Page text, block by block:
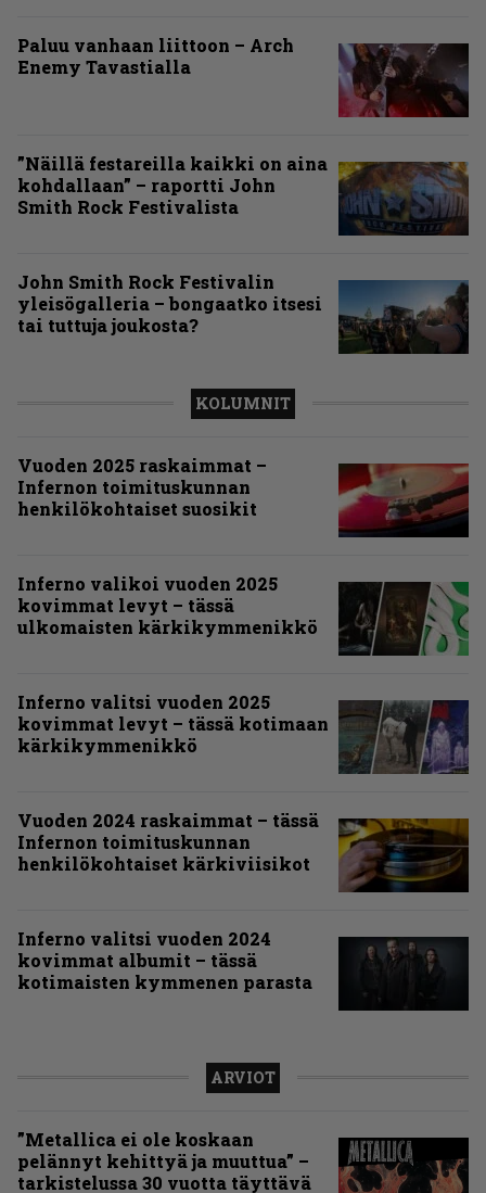
Paluu vanhaan liittoon – Arch
Enemy Tavastialla
”Näillä festareilla kaikki on aina
kohdallaan” – raportti John
Smith Rock Festivalista
John Smith Rock Festivalin
yleisögalleria – bongaatko itsesi
tai tuttuja joukosta?
KOLUMNIT
Vuoden 2025 raskaimmat –
Infernon toimituskunnan
henkilökohtaiset suosikit
Inferno valikoi vuoden 2025
kovimmat levyt – tässä
ulkomaisten kärkikymmenikkö
Inferno valitsi vuoden 2025
kovimmat levyt – tässä kotimaan
kärkikymmenikkö
Vuoden 2024 raskaimmat – tässä
Infernon toimituskunnan
henkilökohtaiset kärkiviisikot
Inferno valitsi vuoden 2024
kovimmat albumit – tässä
kotimaisten kymmenen parasta
ARVIOT
”Metallica ei ole koskaan
pelännyt kehittyä ja muuttua” –
tarkistelussa 30 vuotta täyttävä